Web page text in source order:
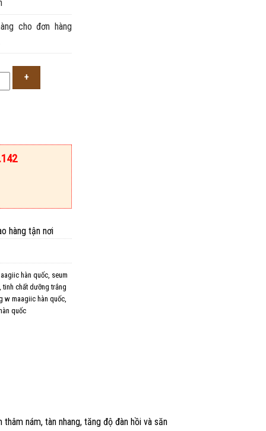
cho đơn hàng
hàng tận nơi
hàn quốc, seum
,tinh chất dưỡng trắng
w maagiic hàn quốc,
quốc
nám, tàn nhang, tăng độ đàn hồi và săn